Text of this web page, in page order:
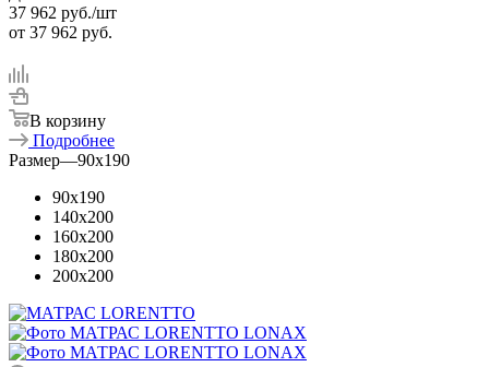
37 962 руб./шт
от 37 962 руб.
В корзину
Подробнее
Размер—90x190
90x190
140x200
160x200
180x200
200x200